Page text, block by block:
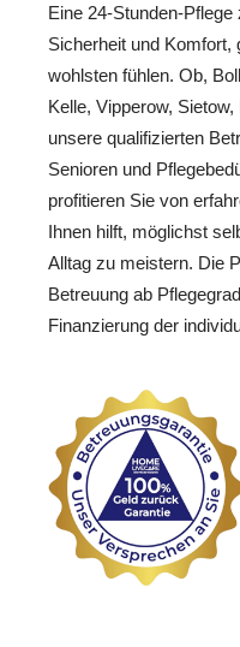
Eine 24-Stunden-
Sicherheit und Komfort,
wohlsten fühlen. Ob,
Kelle, Vipperow,
unsere qualifizierten
Senioren und
profitieren Sie von
Ihnen hilft, möglichst
Alltag zu meistern. Die
Betreuung ab
Finanzierung der